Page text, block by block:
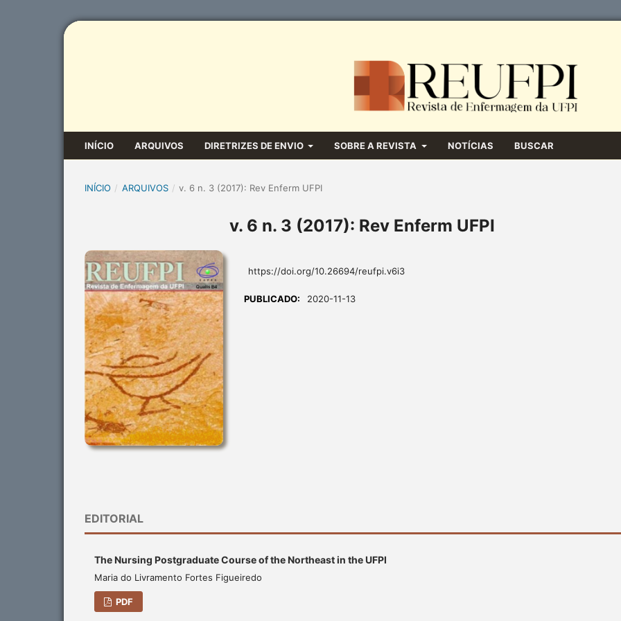
INÍCIO ARQUIVOS DIRETRIZES DE ENVIO SOBRE A REVISTA NOTÍCIAS BUSCAR
INÍCIO / ARQUIVOS / v. 6 n. 3 (2017): Rev Enferm UFPI
v. 6 n. 3 (2017): Rev Enferm UFPI
https://doi.org/10.26694/reufpi.v6i3
PUBLICADO: 2020-11-13
EDITORIAL
The Nursing Postgraduate Course of the Northeast in the UFPI
Maria do Livramento Fortes Figueiredo
PDF